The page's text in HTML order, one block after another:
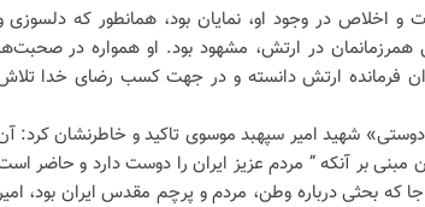
اخلاص در وجود او، نمایان بود، همانطور که دلسوزی
در ارتش، مشهود بود. او همواره در
فرمانده ارتش دانسته و در جهت کسب رضای خدا
شهید امیر سپهبد موسوی تاکید و خاطرنشان کرد:
بر آنکه ” مردم عزیز ایران را دوست دارد و حاضر
که بحثی درباره وطن، مردم و پرچم مقدس ایران بود،